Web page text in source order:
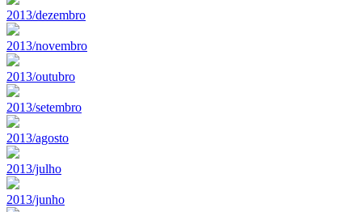
2013/dezembro
2013/novembro
2013/outubro
2013/setembro
2013/agosto
2013/julho
2013/junho